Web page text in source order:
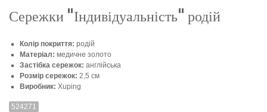
Сережки "Індивідуальність" родій
Колір покриття: родій
Матеріал: медичне золото
Застібка сережок: англійська
Розмір сережок: 2,5 см
Виробник: Xuping
524271